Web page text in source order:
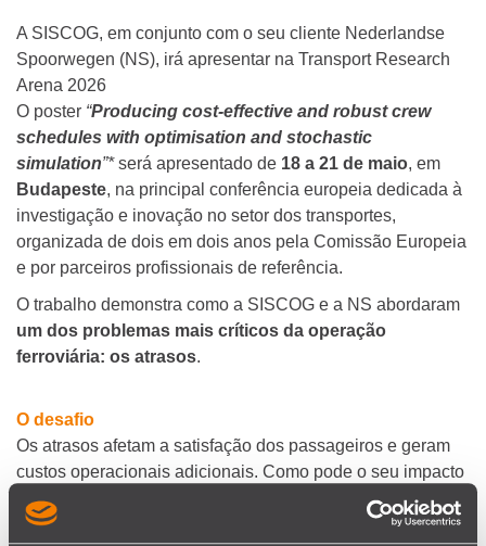
A SISCOG, em conjunto com o seu cliente Nederlandse
Spoorwegen (NS), irá apresentar na Transport Research
Arena 2026
O poster “Producing cost‑effective and robust crew
schedules with optimisation and stochastic
simulation”*será apresentado de 18 a 21 de maio, em
Budapeste, na principal conferência europeia dedicada à
investigação e inovação no setor dos transportes,
organizada de dois em dois anos pela Comissão Europeia
e por parceiros profissionais de referência.
O trabalho demonstra como a SISCOG e a NS abordaram
um dos problemas mais críticos da operação
ferroviária: os atrasos.
O desafio
Os atrasos afetam a satisfação dos passageiros e geram
custos operacionais adicionais. Como pode o seu impacto
na operação ser reduzido?
A abordagem